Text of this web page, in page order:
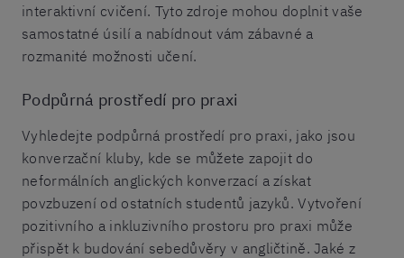
interaktivní cvičení. Tyto zdroje mohou doplnit vaše
samostatné úsilí a nabídnout vám zábavné a
rozmanité možnosti učení.
Podpůrná prostředí pro praxi
Vyhledejte podpůrná prostředí pro praxi, jako jsou
konverzační kluby, kde se můžete zapojit do
neformálních anglických konverzací a získat
povzbuzení od ostatních studentů jazyků. Vytvoření
pozitivního a inkluzivního prostoru pro praxi může
přispět k budování sebedůvěry v angličtině. Jaké z